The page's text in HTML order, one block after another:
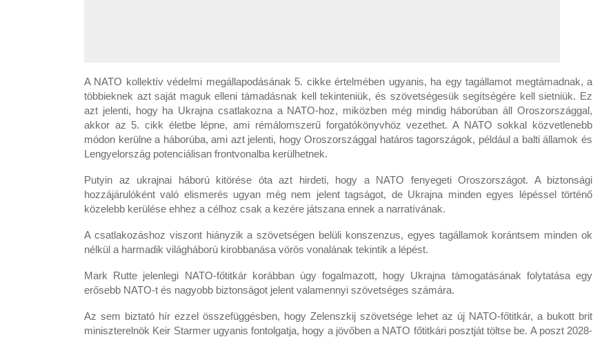
A NATO kollektív védelmi megállapodásának 5. cikke értelmében ugyanis, ha egy tagállamot megtámadnak, a
többieknek azt saját maguk elleni támadásnak kell tekinteniük, és szövetségesük segítségére kell sietniük. Ez
azt jelenti, hogy ha Ukrajna csatlakozna a NATO-hoz, miközben még mindig háborúban áll Oroszországgal,
akkor az 5. cikk életbe lépne, ami rémálomszerű forgatókönyvhöz vezethet. A NATO sokkal közvetlenebb
módon kerülne a háborúba, ami azt jelenti, hogy Oroszországgal határos tagországok, például a balti államok és
Lengyelország potenciálisan frontvonalba kerülhetnek.
Putyin az ukrajnai háború kitörése óta azt hirdeti, hogy a NATO fenyegeti Oroszországot. A biztonsági
hozzájárulóként való elismerés ugyan még nem jelent tagságot, de Ukrajna minden egyes lépéssel történő
közelebb kerülése ehhez a célhoz csak a kezére játszana ennek a narratívának.
A csatlakozáshoz viszont hiányzik a szövetségen belüli konszenzus, egyes tagállamok korántsem minden ok
nélkül a harmadik világháború kirobbanása vörös vonalának tekintik a lépést.
Mark Rutte jelenlegi NATO-főtitkár korábban úgy fogalmazott, hogy Ukrajna támogatásának folytatása egy
erősebb NATO-t és nagyobb biztonságot jelent valamennyi szövetséges számára.
Az sem biztató hír ezzel összefüggésben, hogy Zelenszkij szövetsége lehet az új NATO-főtitkár, a bukott brit
miniszterelnök Keir Starmer ugyanis fontolgatja, hogy a jövőben a NATO főtitkári posztját töltse be. A poszt 2028-